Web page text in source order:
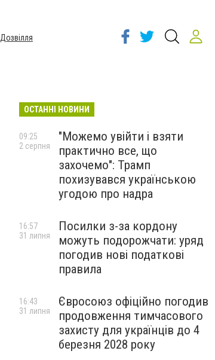
Дозвілля
ОСТАННІ НОВИНИ
"Можемо увійти і взяти
практично все, що
захочемо": Трамп
похизувався українською
угодою про надра
09:25
2 серпня
Посилки з-за кордону
можуть подорожчати: уряд
погодив нові податкові
правила
16:57
31 липня
Євросоюз офіційно погодив
продовження тимчасового
захисту для українців до 4
березня 2028 року
16:43
31 липня